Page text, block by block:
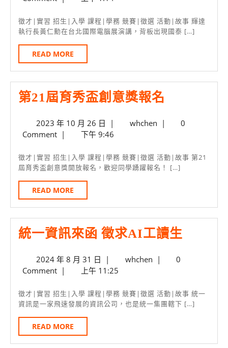
泰
金
組
AI
奇
銘
資
管
學
長
領
月
3
徵才|實習 招生|入學 課程|學務 競賽|徵選 活動|故事 輝達
執行長黃仁勳在台北國際電腦展演講，背板出現國泰 […]
READ MORE
MORE
第21屆育秀盃創意獎報名
秀
盃
意
獎
報
2023 年 10 月 26 日 2023
年
月
26
| whchenwhchen
|
0
Comment | 下午 9:46
徵才|實習 招生|入學 課程|學務 競賽|徵選 活動|故事 第21
屆育秀盃創意獎開放報名，歡迎同學踴躍報名！ […]
READ MORE
MORE
統一資訊來函 徵求AI工讀生
來
函
求
2024 年 8 月 31 日 2024
年
月
31
| whchenwhchen
|
0
Comment | 上午 11:25
徵才|實習 招生|入學 課程|學務 競賽|徵選 活動|故事 統一
資訊是一家飛速發展的資訊公司，也是統一集團轄下 […]
READ MORE
MORE